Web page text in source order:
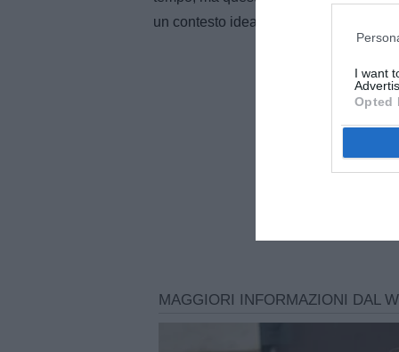
I want
Opted
un contesto ideale per crescere.